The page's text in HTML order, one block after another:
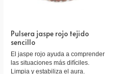
Pulsera jaspe rojo tejido
sencillo
El jaspe rojo ayuda a comprender
las situaciones más difíciles.
Limpia y estabiliza el aura.